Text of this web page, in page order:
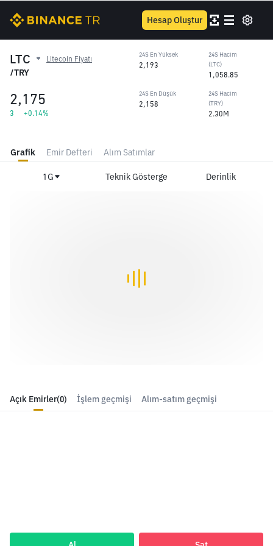
Hesap Oluştur
LTC Litecoin Fiyatı
/TRY
2,175
3 +0.14%
24S En Yüksek
2,193
24S En Düşük
2,158
24S Hacim
(LTC)
1,058.85
24S Hacim
(TRY)
2.30M
Açık Emirler(0) İşlem geçmişi Alım-satım geçmişi
Grafik Emir Defteri Alım Satımlar
1G Teknik Gösterge Derinlik